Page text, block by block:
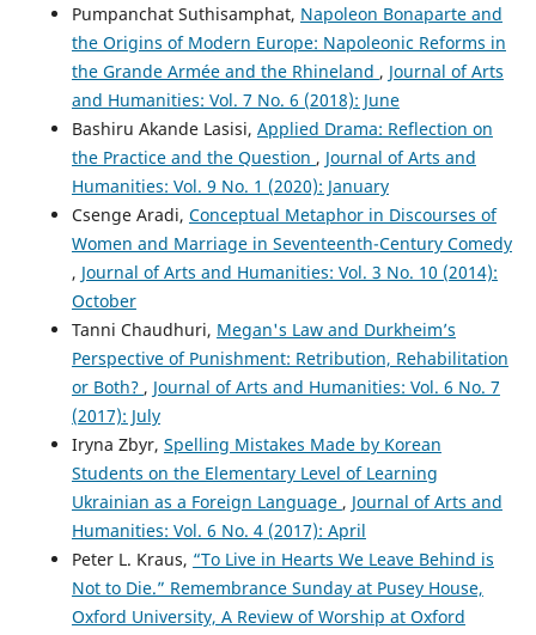
Pumpanchat Suthisamphat, Napoleon Bonaparte and
the Origins of Modern Europe: Napoleonic Reforms in
the Grande Armée and the Rhineland , Journal of Arts
and Humanities: Vol. 7 No. 6 (2018): June
Bashiru Akande Lasisi, Applied Drama: Reflection on
the Practice and the Question , Journal of Arts and
Humanities: Vol. 9 No. 1 (2020): January
Csenge Aradi, Conceptual Metaphor in Discourses of
Women and Marriage in Seventeenth-Century Comedy
, Journal of Arts and Humanities: Vol. 3 No. 10 (2014):
October
Tanni Chaudhuri, Megan's Law and Durkheim’s
Perspective of Punishment: Retribution, Rehabilitation
or Both? , Journal of Arts and Humanities: Vol. 6 No. 7
(2017): July
Iryna Zbyr, Spelling Mistakes Made by Korean
Students on the Elementary Level of Learning
Ukrainian as a Foreign Language , Journal of Arts and
Humanities: Vol. 6 No. 4 (2017): April
Peter L. Kraus, “To Live in Hearts We Leave Behind is
Not to Die.” Remembrance Sunday at Pusey House,
Oxford University, A Review of Worship at Oxford